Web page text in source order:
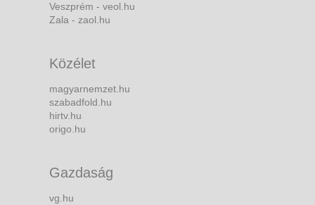
Veszprém - veol.hu
Zala - zaol.hu
Közélet
magyarnemzet.hu
szabadfold.hu
hirtv.hu
origo.hu
Gazdaság
vg.hu